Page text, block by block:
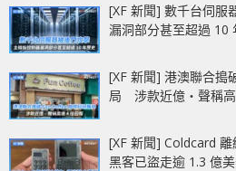
[XF 新聞] 數千台伺
漏洞部分甚至超過 10
[XF 新聞] 港澳聯合搗
局 涉款近億‧聲稱高
[XF 新聞] Coldcard
黑客已盜走逾 1.3 億